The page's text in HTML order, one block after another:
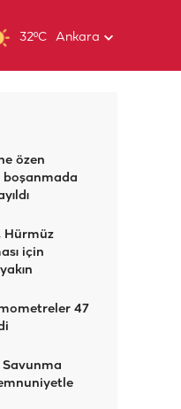
32ºC Ankara
özen
boşanmada
Hürmüz
için
47
Savunma